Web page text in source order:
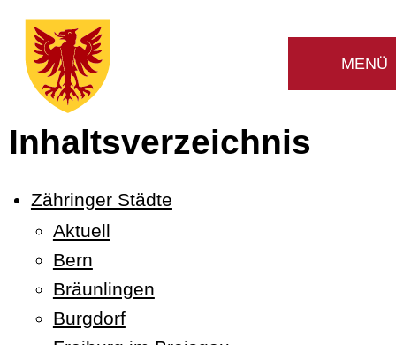
Inhaltsverzeichnis
Zähringer Städte
Aktuell
Bern
Bräunlingen
Burgdorf